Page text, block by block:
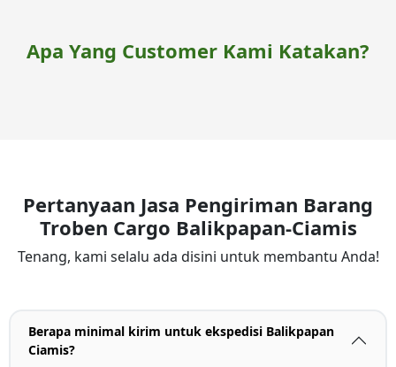
Apa Yang Customer Kami Katakan?
Pertanyaan Jasa Pengiriman Barang
Troben Cargo Balikpapan-Ciamis
Tenang, kami selalu ada disini untuk membantu Anda!
Berapa minimal kirim untuk ekspedisi Balikpapan
Ciamis?